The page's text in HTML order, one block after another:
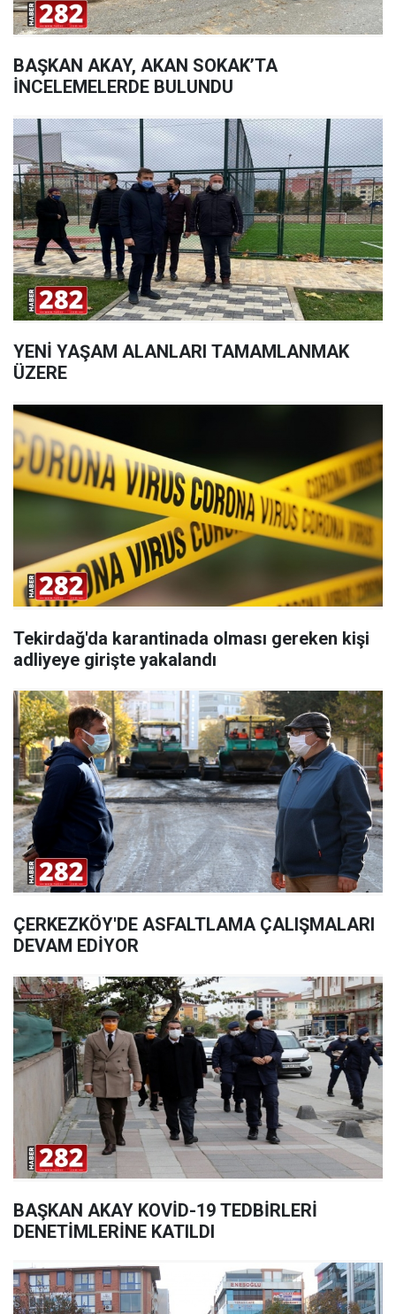
BAŞKAN AKAY, AKAN SOKAK’TA
İNCELEMELERDE BULUNDU
YENİ YAŞAM ALANLARI TAMAMLANMAK
ÜZERE
Tekirdağ'da karantinada olması gereken kişi
adliyeye girişte yakalandı
ÇERKEZKÖY'DE ASFALTLAMA ÇALIŞMALARI
DEVAM EDİYOR
BAŞKAN AKAY KOVİD-19 TEDBİRLERİ
DENETİMLERİNE KATILDI